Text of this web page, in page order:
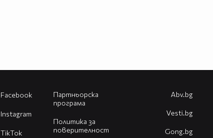
Партньорска
програма
Политика за
поверителност
Facebook
Instagram
TikTok
Abv.bg
Vesti.bg
Gong.bg